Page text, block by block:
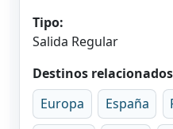
Tipo:
Salida Regular
Destinos
Europa
España